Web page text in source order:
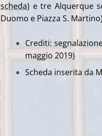
scheda) e tre Alquerque
Duomo e Piazza S.
Crediti:
maggio 2019)
Scheda inserita da